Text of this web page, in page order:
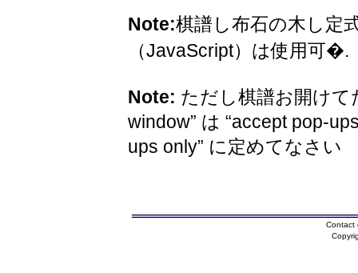
Note:棋譜し布石の木し定
（JavaScript）は使用可�.
Note: ただし棋譜お開けて
window” は “accept pop-
ups only” に定めてなさい
Contact